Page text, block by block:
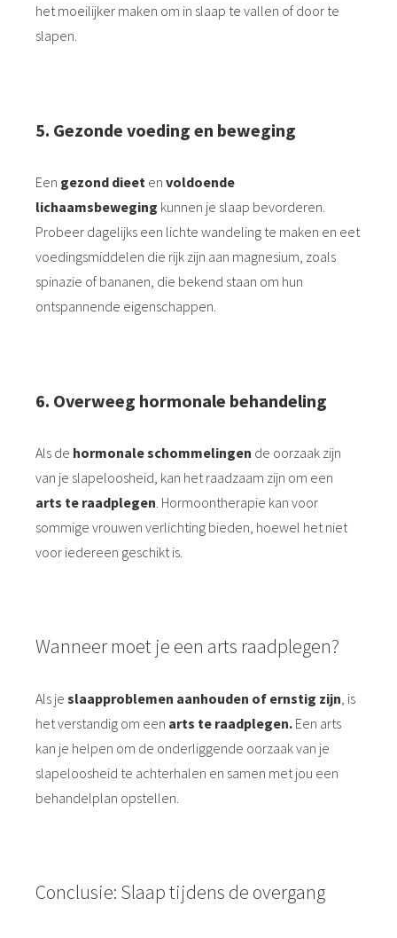
het moeilijker maken om in slaap te vallen of door te
slapen.
5.⁠ ⁠Gezonde voeding en beweging
Een gezond dieet en voldoende
lichaamsbeweging kunnen je slaap bevorderen.
Probeer dagelijks een lichte wandeling te maken en eet
voedingsmiddelen die rijk zijn aan magnesium, zoals
spinazie of bananen, die bekend staan om hun
ontspannende eigenschappen.
6.⁠ ⁠Overweeg hormonale behandeling
Als de hormonale schommelingen de oorzaak zijn
van je slapeloosheid, kan het raadzaam zijn om een
arts te raadplegen. Hormoontherapie kan voor
sommige vrouwen verlichting bieden, hoewel het niet
voor iedereen geschikt is.
Wanneer moet je een arts raadplegen?
Als je slaapproblemen aanhouden of ernstig zijn, is
het verstandig om een arts te raadplegen. Een arts
kan je helpen om de onderliggende oorzaak van je
slapeloosheid te achterhalen en samen met jou een
behandelplan opstellen.
Conclusie: Slaap tijdens de overgang